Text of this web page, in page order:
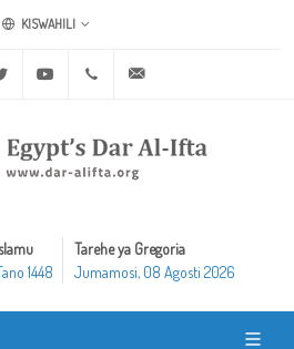
KISWAHILI
Twitter Youtube +20 2 25970400
1448
Tarehe ya Gregoria
Jumamosi, 08 Agosti 2026